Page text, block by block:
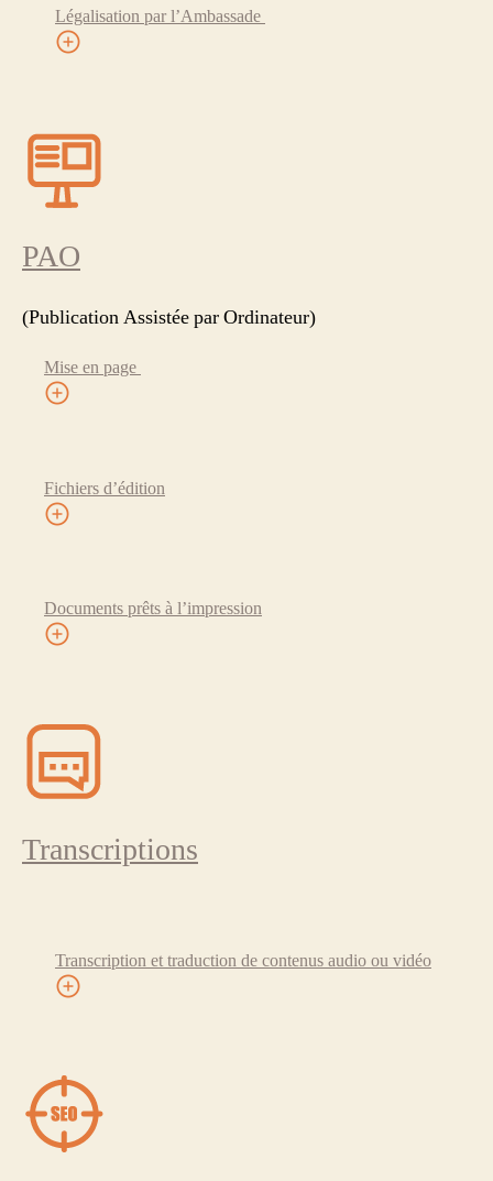
Légalisation par l’Ambassade
PAO
(Publication Assistée par Ordinateur)
Mise en page
Fichiers d’édition
Documents prêts à l’impression
Transcriptions
Transcription et traduction de contenus audio ou vidéo